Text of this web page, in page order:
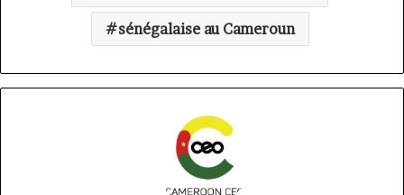
sénégalaise au Cameroun